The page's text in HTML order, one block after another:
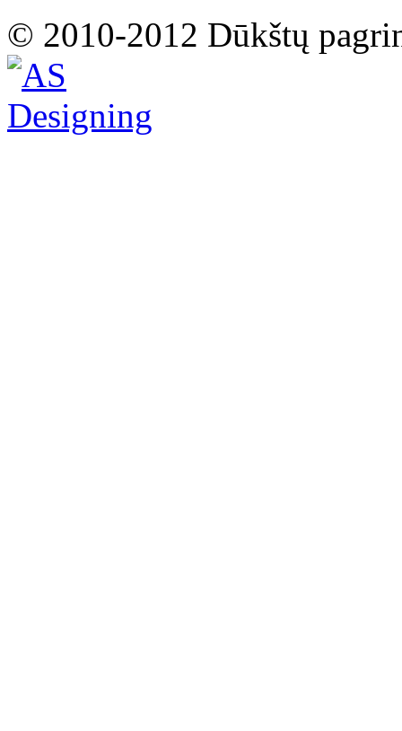
© 2010-2012 Dūkštų